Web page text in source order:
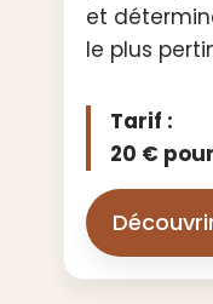
et
le plus
Tarif :
20 €